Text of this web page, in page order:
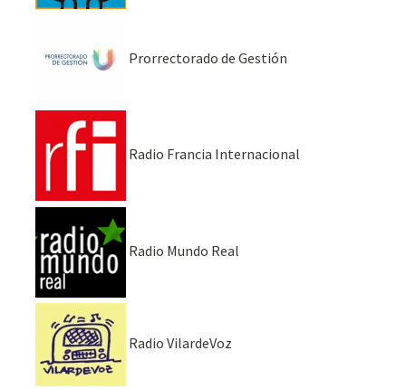
Prorrectorado de Gestión
Radio Francia Internacional
Radio Mundo Real
Radio VilardeVoz